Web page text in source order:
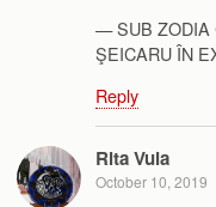
— SUB ZODIA
ŞEICARU ÎN
Reply
Rita Vuia
October 10, 2019